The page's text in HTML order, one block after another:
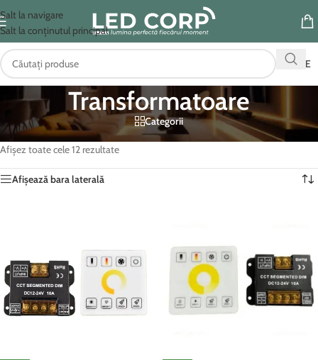
Salt la navigare
Salt la conținutul principal
OFERTE
Transformatoare
Categorii
Prima pagină/Iluminat Interior/Transformatoare
Afișez toate cele 12 rezultate
Afișează bara laterală